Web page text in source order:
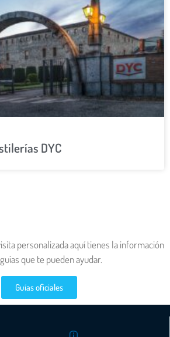
DYC
personalizada aquí tienes la información
que te pueden ayudar.
Guías oficiales